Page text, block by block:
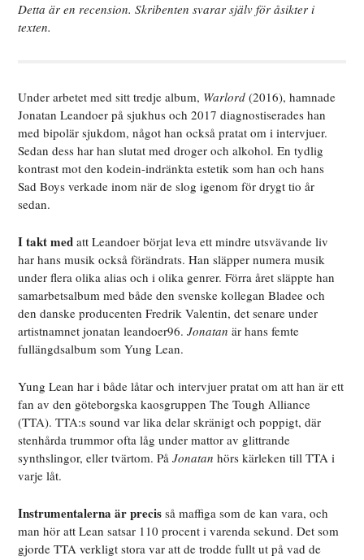
Detta är en recension. Skribenten svarar själv för åsikter i
texten.
Under arbetet med sitt tredje album, Warlord (2016), hamnade
Jonatan Leandoer på sjukhus och 2017 diagnostiserades han
med bipolär sjukdom, något han också pratat om i intervjuer.
Sedan dess har han slutat med droger och alkohol. En tydlig
kontrast mot den kodein-indränkta estetik som han och hans
Sad Boys verkade inom när de slog igenom för drygt tio år
sedan.
I takt med att Leandoer börjat leva ett mindre utsvävande liv
har hans musik också förändrats. Han släpper numera musik
under flera olika alias och i olika genrer. Förra året släppte han
samarbetsalbum med både den svenske kollegan Bladee och
den danske producenten Fredrik Valentin, det senare under
artistnamnet jonatan leandoer96.Jonatan är hans femte
fullängdsalbum som Yung Lean.
Yung Lean har i både låtar och intervjuer pratat om att han är ett
fan av den göteborgska kaosgruppen The Tough Alliance
(TTA). TTA:s sound var lika delar skränigt och poppigt, där
stenhårda trummor ofta låg under mattor av glittrande
synthslingor, eller tvärtom. PåJonatan hörs kärleken till TTA i
varje låt.
Instrumentalerna är precis så maffiga som de kan vara, och
man hör att Lean satsar 110 procent i varenda sekund. Det som
gjorde TTA verkligt stora var att de trodde fullt ut på vad de